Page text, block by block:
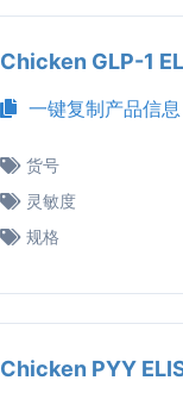
Chicken GLP-1
一键复制产品信息
货号
灵敏度
规格
Chicken PYY